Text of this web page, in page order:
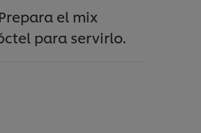
el mix
para servirlo.